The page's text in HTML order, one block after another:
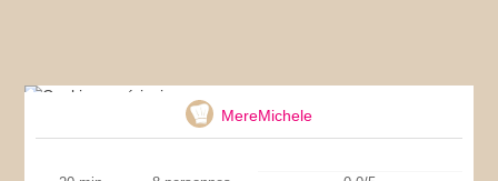
MereMichele